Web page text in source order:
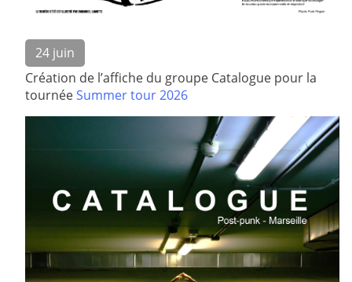
24 juin
Création de l’affiche du groupe Catalogue pour la
tournéeSummer tour 2026